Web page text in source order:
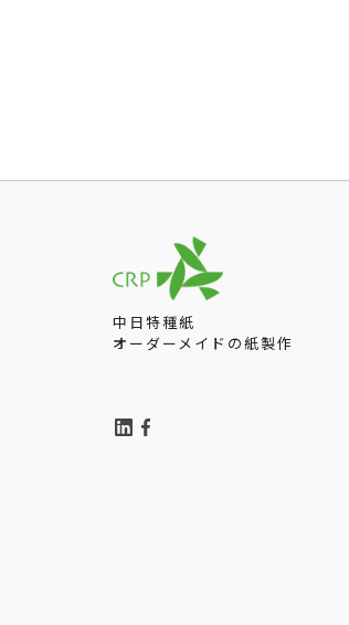
中日特種紙
オーダーメイドの紙製作